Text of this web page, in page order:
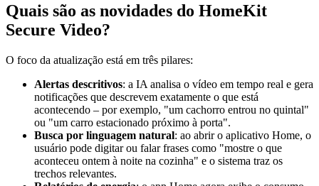
Quais são as novidades do HomeKit
Secure Video?
O foco da atualização está em três pilares:
Alertas descritivos: a IA analisa o vídeo em tempo real e gera
notificações que descrevem exatamente o que está
acontecendo – por exemplo, "um cachorro entrou no quintal"
ou "um carro estacionado próximo à porta".
Busca por linguagem natural: ao abrir o aplicativo Home, o
usuário pode digitar ou falar frases como "mostre o que
aconteceu ontem à noite na cozinha" e o sistema traz os
trechos relevantes.